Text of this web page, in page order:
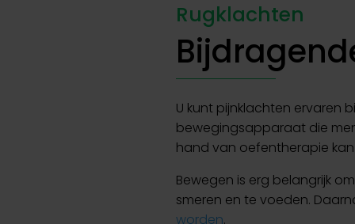
Rugklachten
U kunt pijnklachten ervaren
bewegingsapparaat die
hand van oefentherapie kan
Bewegen is erg belangrijk
smeren en te voeden.
worden.